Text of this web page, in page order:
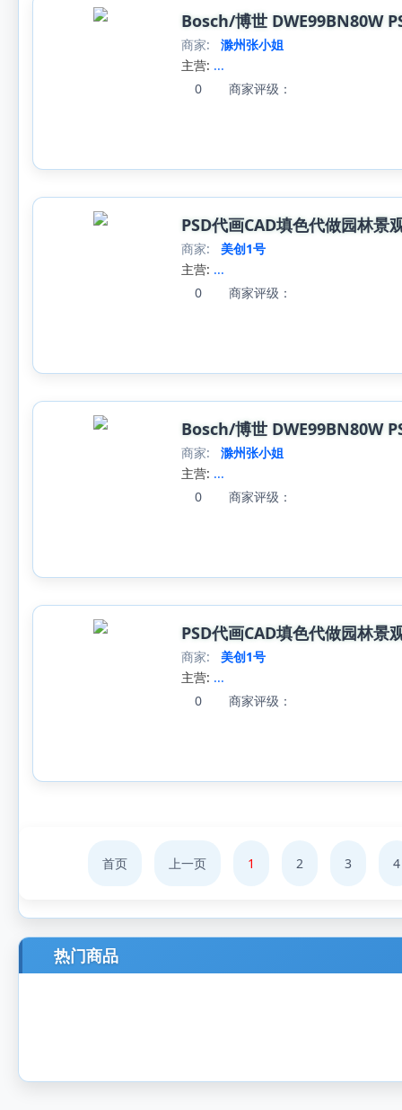
Bosch/博世 DWE99BN80W
商家:
滁州张小姐
主营: ...
0
商家评级：
PSD代画CAD填色代做园林景
商家:
美创1号
主营: ...
0
商家评级：
Bosch/博世 DWE99BN80W
商家:
滁州张小姐
主营: ...
0
商家评级：
PSD代画CAD填色代做园林景
商家:
美创1号
主营: ...
0
商家评级：
首页 上一页 1 2 3 4
热门商品